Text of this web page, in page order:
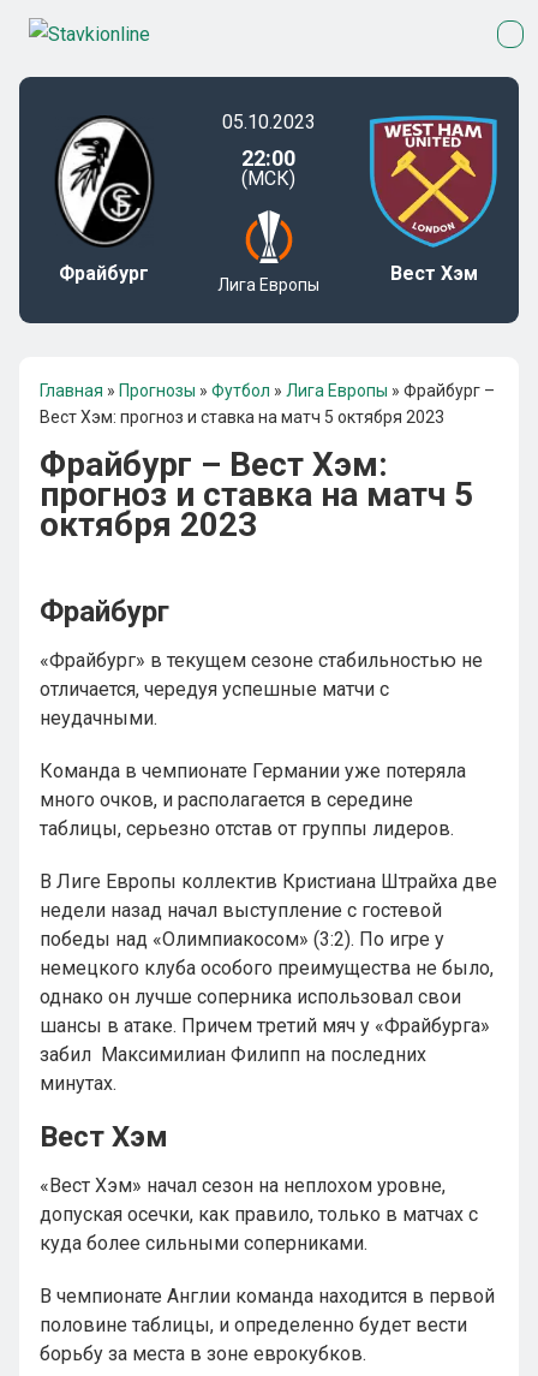
Фрайбург
05.10.2023
22:00
(МСК)
Лига Европы Вест Хэм
Главная » Прогнозы » Футбол » Лига Европы » Фрайбург –
Вест Хэм: прогноз и ставка на матч 5 октября 2023
Фрайбург – Вест Хэм:
прогноз и ставка на матч 5
октября 2023
Фрайбург
«Фрайбург» в текущем сезоне стабильностью не
отличается, чередуя успешные матчи с
неудачными.
Команда в чемпионате Германии уже потеряла
много очков, и располагается в середине
таблицы, серьезно отстав от группы лидеров.
В Лиге Европы коллектив Кристиана Штрайха две
недели назад начал выступление с гостевой
победы над «Олимпиакосом» (3:2). По игре у
немецкого клуба особого преимущества не было,
однако он лучше соперника использовал свои
шансы в атаке. Причем третий мяч у «Фрайбурга»
забил Максимилиан Филипп на последних
минутах.
Вест Хэм
«Вест Хэм» начал сезон на неплохом уровне,
допуская осечки, как правило, только в матчах с
куда более сильными соперниками.
В чемпионате Англии команда находится в первой
половине таблицы, и определенно будет вести
борьбу за места в зоне еврокубков.